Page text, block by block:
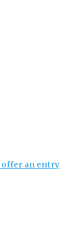
offer an entry